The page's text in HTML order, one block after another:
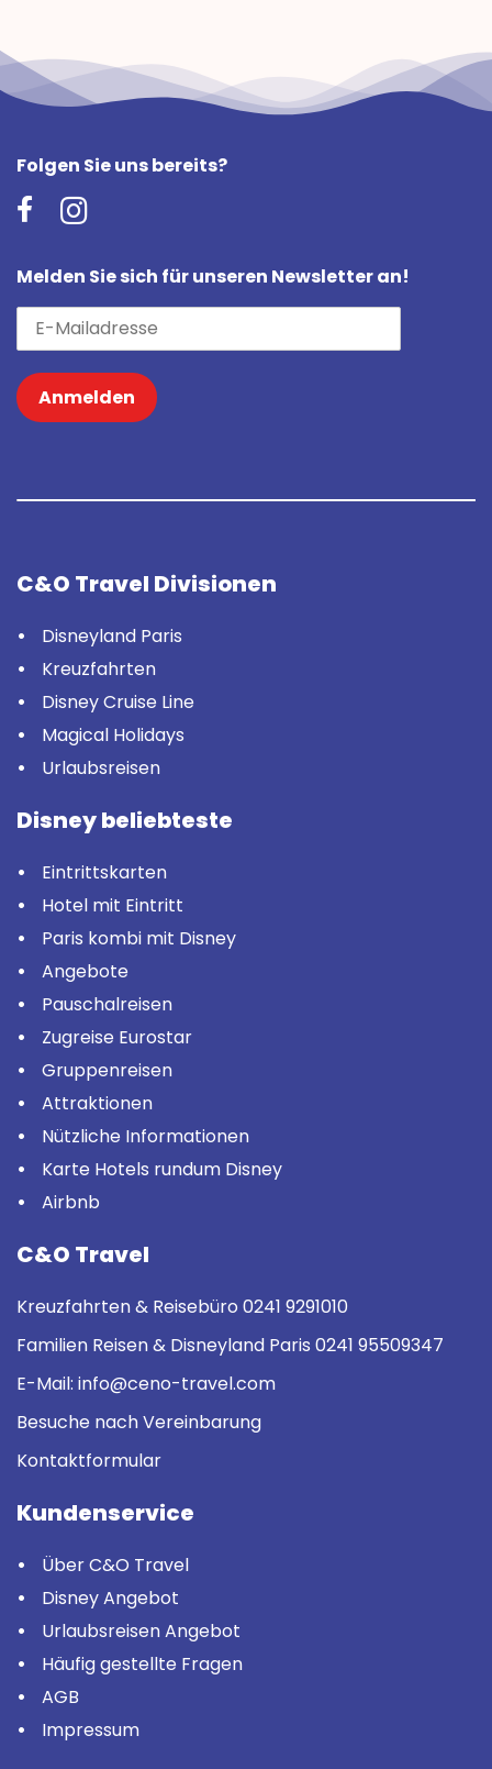
Folgen Sie uns bereits?
Melden Sie sich für unseren Newsletter an!
Anmelden
C&O Travel Divisionen
Disneyland Paris
Kreuzfahrten
Disney Cruise Line
Magical Holidays
Urlaubsreisen
Disney beliebteste
Eintrittskarten
Hotel mit Eintritt
Paris kombi mit Disney
Angebote
Pauschalreisen
Zugreise Eurostar
Gruppenreisen
Attraktionen
Nützliche Informationen
Karte Hotels rundum Disney
Airbnb
C&O Travel
Kreuzfahrten & Reisebüro 0241 9291010
Familien Reisen & Disneyland Paris 0241 95509347
E-Mail: info@ceno-travel.com
Besuche nach Vereinbarung
Kontaktformular
Kundenservice
Über C&O Travel
Disney Angebot
Urlaubsreisen Angebot
Häufig gestellte Fragen
AGB
Impressum